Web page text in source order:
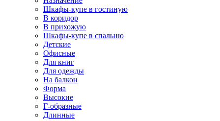
Шкафы-купе в гостиную
В коридор
В прихожую
Шкафы-купе в спальню
Детские
Офисные
Для книг
Для одежды
На балкон
Форма
Высокие
Г-образные
Длинные